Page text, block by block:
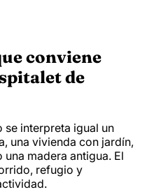
conviene
de
se interpreta igual un
una vivienda con jardín,
madera antigua. El
refugio y